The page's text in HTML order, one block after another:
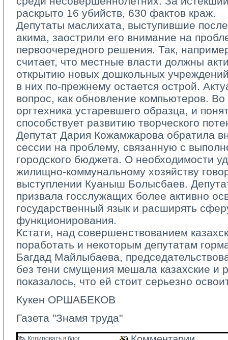
раскрыто 16 убийств, 630 фактов краж.
Депутаты маслихата, выступившие
акима, заострили его внимание на
первоочередного решения. Так,
считает, что местные власти должны
открытию новых дошкольных
в них по­-прежнему остается острой.
вопрос, как обновление компьютеров.
оргтехника устаревшего образца, и
способствует развитию творческого
Депутат Дария Кожамжарова обратила
сессии на проблему, связанную с
городского бюджета. О необходимости
жилищно-­коммунальному хозяйству
выступлении Куаныш Болысбаев.
призвала госслужащих более активно
государственный язык и расширять
функционирования.
Кстати, над совершенствованием
поработать и некоторым депутатам
Багдад Майлыбаева,
без тени смущения мешала казахские и
показалось, что ей стоит серьезно
Кукен ОРШАБЕКОВ
Газета "Знамя труда"
Копировать в блог